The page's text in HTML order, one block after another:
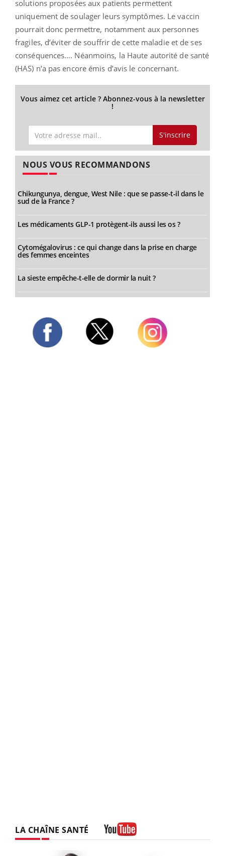
solutions proposées aux patients permettent
uniquement de soulager leurs symptômes. Le vaccin
pourrait donc permettre, notamment aux personnes
fragiles, d’éviter de souffrir de cette maladie et de ses
conséquences…. Néanmoins, la Haute autorité de santé
(HAS) n’a pas encore émis d’avis le concernant.
Vous aimez cet article ? Abonnez-vous à la newsletter
!
S'inscrire
NOUS VOUS RECOMMANDONS
Chikungunya, dengue, West Nile : que se passe-t-il dans le
sud de la France ?
Les médicaments GLP-1 protègent-ils aussi les os ?
Cytomégalovirus : ce qui change dans la prise en charge
des femmes enceintes
La sieste empêche-t-elle de dormir la nuit ?
LA CHAÎNE SANTÉ